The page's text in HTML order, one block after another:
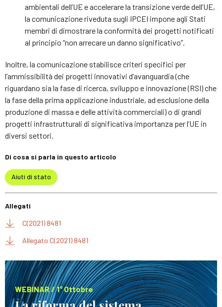
ambientali dell’UE e accelerare la transizione verde dell’UE,
la comunicazione riveduta sugli IPCEI impone agli Stati
membri di dimostrare la conformità dei progetti notificati
al principio “non arrecare un danno significativo”.
Inoltre, la comunicazione stabilisce criteri specifici per
l’ammissibilità dei progetti innovativi d’avanguardia (che
riguardano sia la fase di ricerca, sviluppo e innovazione (RSI) che
la fase della prima applicazione industriale, ad esclusione della
produzione di massa e delle attività commerciali) o di grandi
progetti infrastrutturali di significativa importanza per l’UE in
diversi settori.
Di cosa si parla in questo articolo
Aiuti di stato
Allegati
C(2021) 8481
Allegato C(2021) 8481
WEBINAR / 1° Ottobre